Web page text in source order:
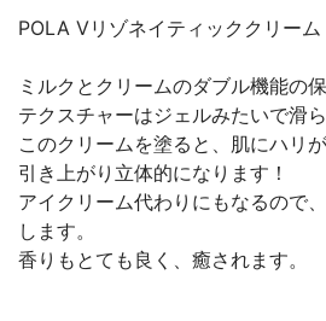
POLA Vリゾネイティッククリーム
ミルクとクリームのダブル機能の
テクスチャーはジェルみたいで滑
このクリームを塗ると、肌にハリ
引き上がり立体的になります！
アイクリーム代わりにもなるので
します。
香りもとても良く、癒されます。